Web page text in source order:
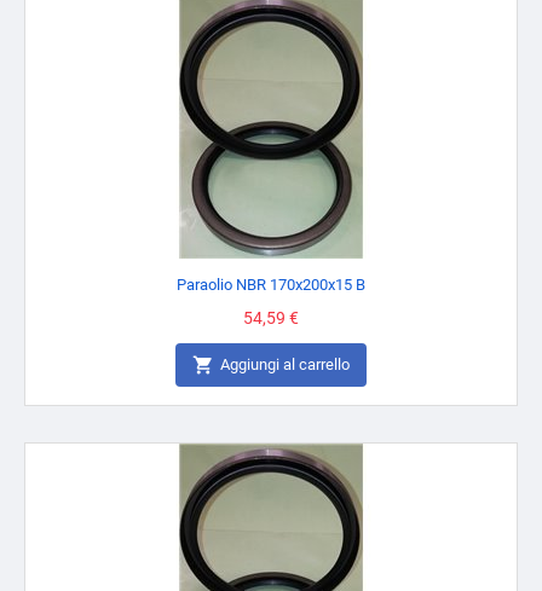
Paraolio NBR 170x200x15 B
Prezzo
54,59 €
 Aggiungi al carrello